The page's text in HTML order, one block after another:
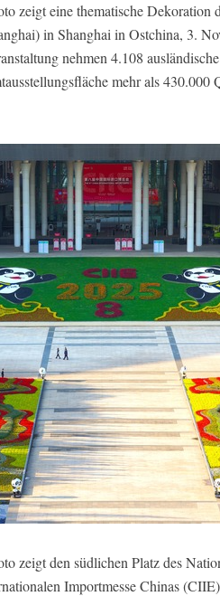
eine thematische Dekoration
in Shanghai in Ostchina, 3.
nehmen 4.108
mehr als 430.000
den südlichen Platz des
Importmesse Chinas